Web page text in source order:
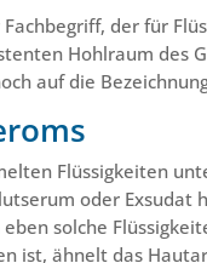
Fachbegriff, der für
Hohlraum des
auf die
Flüssigkeiten
oder Exsudat
solche
ist, ähnelt das